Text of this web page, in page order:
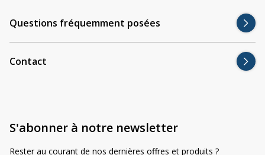
Questions fréquemment posées
Contact
S'abonner à notre newsletter
Rester au courant de nos dernières offres et produits ?